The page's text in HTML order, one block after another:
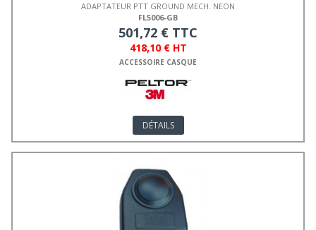
ADAPTATEUR PTT GROUND MECH. NEON
FL5006-GB
501,72 € TTC
418,10 € HT
ACCESSOIRE CASQUE
DÉTAILS